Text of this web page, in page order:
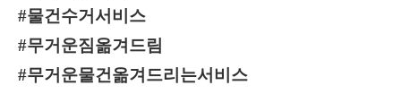
#물건수거서비스
#무거운짐옮겨드림
#무거운물건옮겨드리는서비스